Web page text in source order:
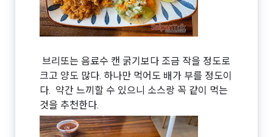
브리또는 음료수 캔 굵기보다 조금 작을 정도로
크고 양도 많다. 하나만 먹어도 배가 부를 정도이
다. 약간 느끼할 수 있으니 소스랑 꼭 같이 먹는
것을 추천한다.